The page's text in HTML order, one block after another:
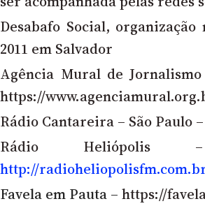
Desabafo Social, organização
2011 em Salvador
Agência Mural de
https://
Rádio Cantareira – São Paulo
Rádio
http://
Favela em Pauta –https://